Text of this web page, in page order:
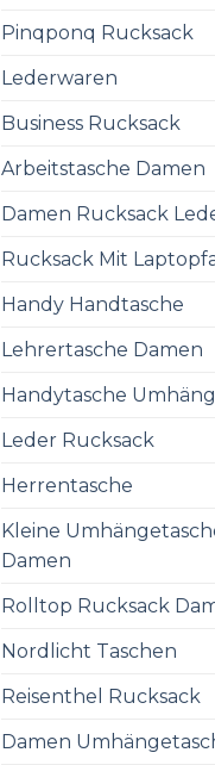
Pinqponq Rucksack
Lederwaren
Business Rucksack
Arbeitstasche Damen
Damen Rucksack
Rucksack Mit
Handy Handtasche
Lehrertasche Damen
Handytasche
Leder Rucksack
Herrentasche
Kleine
Damen
Rolltop Rucksack
Nordlicht Taschen
Reisenthel Rucksack
Damen